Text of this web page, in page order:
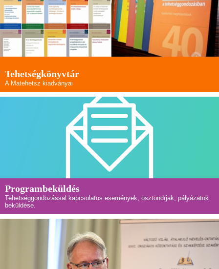
Tehetségkönyvtár
A Matehetsz kiadványai
Programbeküldés
Tehetséggondozással kapcsolatos események, ösztöndíjak, pályázatok
beküldése.